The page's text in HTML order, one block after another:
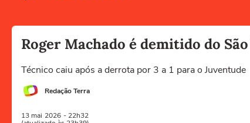
Roger Machado é demitido do
Técnico caiu após a derrota por 3 a 1 para o Juventude
Redação Terra
13 mai 2026 - 22h32